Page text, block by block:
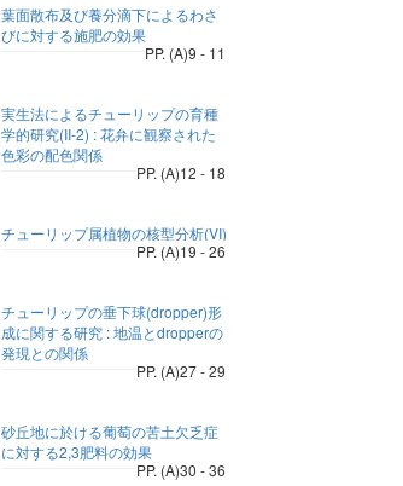
葉面散布及び養分滴下によるわさ
びに対する施肥の効果
PP. (A)9 - 11
実生法によるチューリップの育種
学的研究(II-2) : 花弁に観察された
色彩の配色関係
PP. (A)12 - 18
チューリップ属植物の核型分析(VI)
PP. (A)19 - 26
チューリップの垂下球(dropper)形
成に関する研究 : 地温とdropperの
発現との関係
PP. (A)27 - 29
砂丘地に於ける葡萄の苦土欠乏症
に対する2,3肥料の効果
PP. (A)30 - 36